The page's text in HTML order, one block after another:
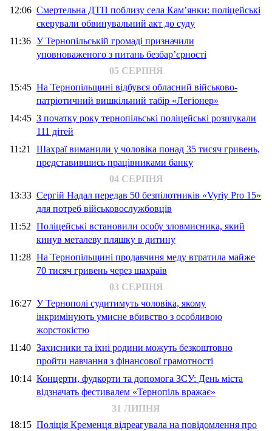
12:06 Смертельна ДТП поблизу села Кам’янки: поліцейські
скерували обвинувальний акт до суду
11:36 У Тернопільській громаді призначили
уповноваженого з питань безбар’єрності
05 СЕРПНЯ
15:45 На Тернопільщині відбувся обласний військово-
патріотичний вишкільний табір «Легіонер»
14:45 З початку року тернопільські поліцейські розшукали
111 дітей
11:21 Шахраї виманили у чоловіка понад 35 тисяч гривень,
представившись працівниками банку
04 СЕРПНЯ
13:33 Сергій Надал передав 50 безпілотників «Vyriy Pro 15»
для потреб військовослужбовців
11:52 Поліцейські встановили особу зловмисника, який
кинув металеву пляшку в дитину
11:28 На Тернопільщині продавчиня меду втратила майже
70 тисяч гривень через шахраїв
03 СЕРПНЯ
16:27 У Тернополі судитимуть чоловіка, якому
інкримінують умисне вбивство з особливою
жорстокістю
11:40 Захисники та їхні родини можуть безкоштовно
пройти навчання з фінансової грамотності
10:14 Концерти, фудкорти та допомога ЗСУ: День міста
відзначать фестивалем «Тернопіль вражає»
31 ЛИПНЯ
18:15 Поліція Кременця відреагувала на повідомлення про